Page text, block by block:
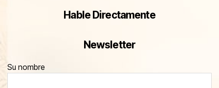
Hable Directamente
Newsletter
Su nombre